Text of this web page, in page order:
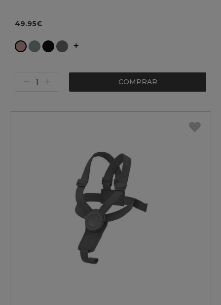
49.95€
COMPRAR